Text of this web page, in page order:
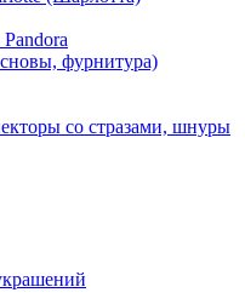
фурнитура)
со стразами, шнуры